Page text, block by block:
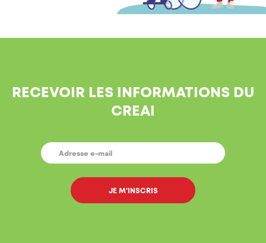
RECEVOIR LES INFORMATIONS DU
CREAI
E-
MAIL *